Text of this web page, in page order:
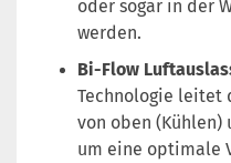
oder sogar in der
werden.
Bi-Flow
Technologie leitet
von oben (Kühlen)
um eine optimale